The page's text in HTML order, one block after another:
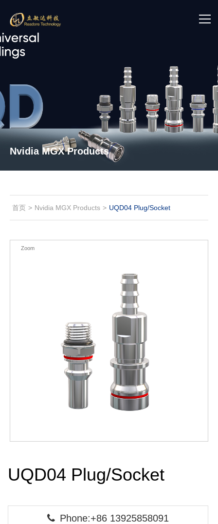
首页
产品中心
新闻中心
加入我们
Nvidia MGX Products
首页 > Nvidia MGX Products > UQD04 Plug/Socket
Zoom
UQD04 Plug/Socket
Phone:+86 13925858091